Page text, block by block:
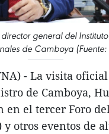
general del
de Camboya (Fuente:
- La visita
de Camboya,
en el tercer Foro
y otros eventos de